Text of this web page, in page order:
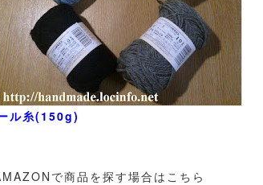
ル糸(150g)
で商品を探す場合はこちら